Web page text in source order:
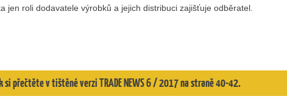
jen roli dodavatele výrobků a jejich distribuci zajišťuje odběratel.
si přečtěte v tištěné verzi TRADE NEWS 6 / 2017 na straně 40-42.